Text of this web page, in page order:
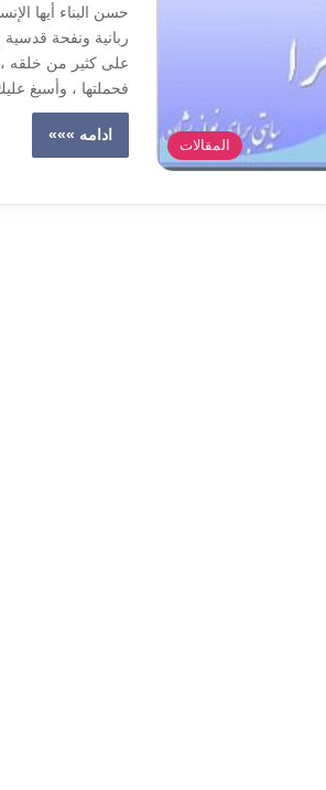
المقالات
حسن البناء أيها
ربانية ونفحة
على كثير من خلقه ،
فحملتها ، وأسبغ
ادامه »»»